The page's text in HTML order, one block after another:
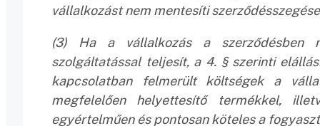
vállalkozást nem mentesíti
(3) Ha a vállalkozás a szerződésben
szolgáltatással teljesít, a 4. § szerinti
kapcsolatban felmerült költségek a
megfelelően helyettesítő termékkel,
egyértelműen és pontosan köteles a